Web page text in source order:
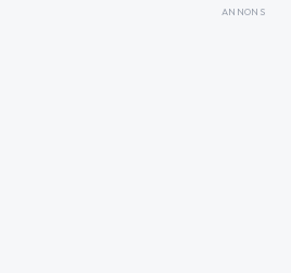
ANNONS